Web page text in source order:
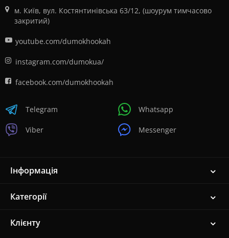
м. Київ, вул. Костянтинівська 63/12, (шоурум тимчасово
закритий)
youtube.com/dumokhookah
instagram.com/dumokua/
facebook.com/dumokhookah
Telegram
Viber
Whatsapp
Messenger
Інформація
Категорії
Клієнту